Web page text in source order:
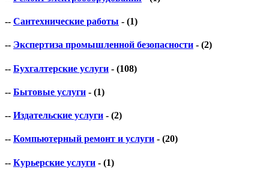
-- Сантехнические работы - (1)
-- Экспертиза промышленной безопасности - (2)
-- Бухгалтерские услуги - (108)
-- Бытовые услуги - (1)
-- Издательские услуги - (2)
-- Компьютерный ремонт и услуги - (20)
-- Курьерские услуги - (1)